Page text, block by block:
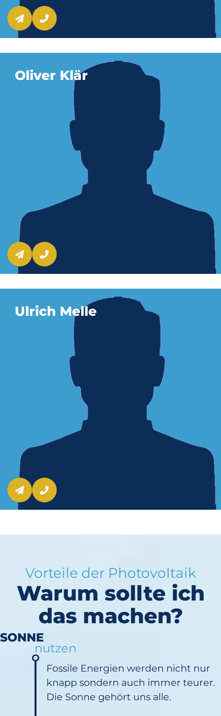
Oliver Klär
Ulrich Melle
Vorteile der Photovoltaik
Warum sollte ich
das machen?
SONNE
nutzen
Fossile Energien werden nicht nur
knapp sondern auch immer teurer.
Die Sonne gehört uns alle.